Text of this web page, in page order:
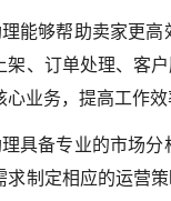
能够帮助卖家更
架、订单处理、客
业务，提高工作效
具备专业的市场
求制定相应的运营